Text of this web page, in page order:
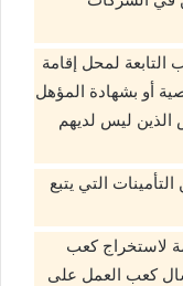
لمحل إقامة
أو بشهادة المؤهل
الذين ليس لديهم
التي يتبع
لاستخراج كعب
كعب العمل على